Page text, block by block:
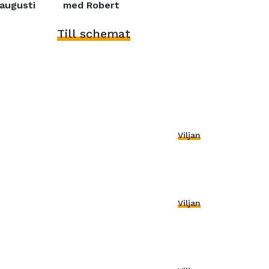
augusti med Robert
Till schemat
Viljan
Viljan